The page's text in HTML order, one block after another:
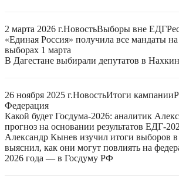
2 марта 2026 г.НовостьВыборы вне ЕДГ
«Единая Россия» получила все мандаты
выборах 1 марта
В Дагестане выбирали депутатов в
26 ноября 2025 г.НовостьИтоги кампании
Федерация
Какой будет Госдума-2026: аналитик
прогноз на основании результатов ЕДГ-
Александр Кынев изучил итоги выборов
выяснил, как они могут повлиять на
2026 года — в Госдуму РФ